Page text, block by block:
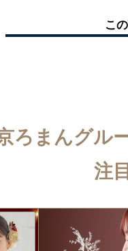
こ
ろまんグル
注